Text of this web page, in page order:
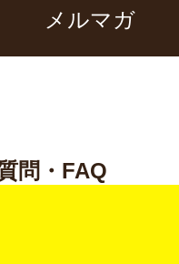
メルマガ
問・FAQ